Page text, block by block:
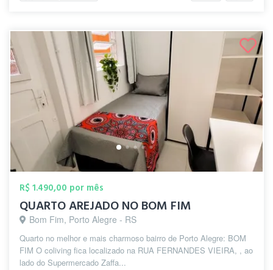
R$ 1.490,00 por mês
QUARTO AREJADO NO BOM FIM
Bom Fim, Porto Alegre - RS
Quarto no melhor e mais charmoso bairro de Porto Alegre: BOM
FIM O coliving fica localizado na RUA FERNANDES VIEIRA, , ao
lado do Supermercado Zaffa...